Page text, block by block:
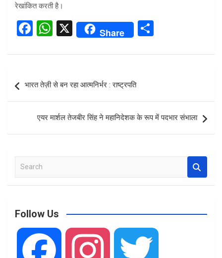
रेखांकित करती है।
F
ce
o
o
k
W
at
s
A
p
p
X Share
ar
navigation
भारत तेज़ी से बन रहा आत्मनिर्भर : राष्ट्रपति
एयर मार्शल तेजबीर सिंह ने महानिदेशक के रूप में पदभार संभाला
a
c
Follow Us